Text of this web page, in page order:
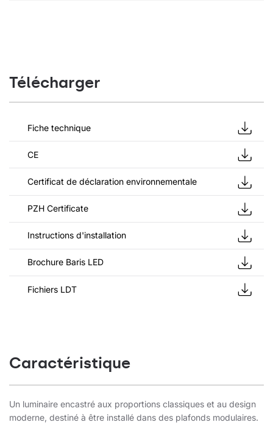
Télécharger
Fiche technique
CE
Certificat de déclaration environnementale
PZH Certificate
Instructions d'installation
Brochure Baris LED
Fichiers LDT
Caractéristique
Un luminaire encastré aux proportions classiques et au design
moderne, destiné à être installé dans des plafonds modulaires.